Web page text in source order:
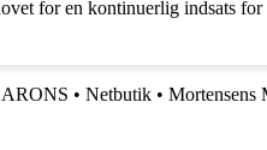
for en kontinuerlig indsats
• Netbutik • Mortensens